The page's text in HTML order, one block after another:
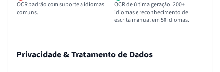
OCR padrão com suporte a idiomas
comuns.
OCR de última geração. 200+
idiomas e reconhecimento de
escrita manual em 50 idiomas.
Privacidade & Tratamento de Dados